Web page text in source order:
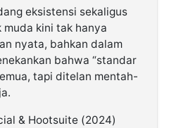
eksistensi sekaligus
muda kini tak hanya
nyata, bahkan dalam
bahwa “standar
tapi ditelan mentah-
& Hootsuite (2024)